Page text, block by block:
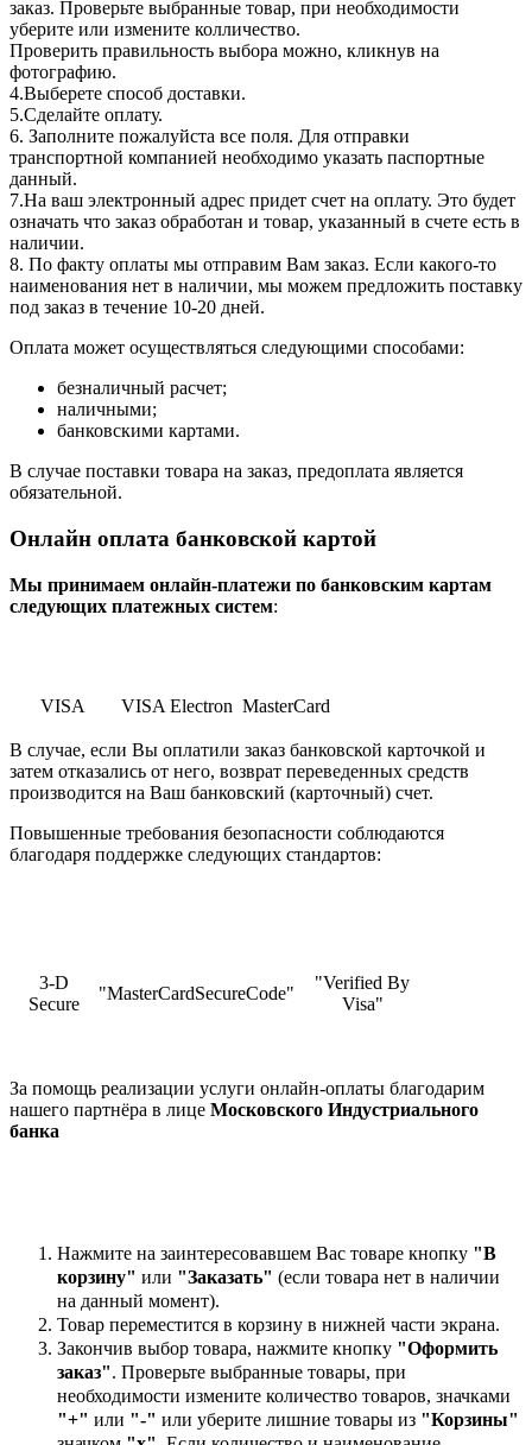
заказ. Проверьте выбранные товар, при необходимости
уберите или измените колличество.
Проверить правильность выбора можно, кликнув на
фотографию.
4.Выберете способ доставки.
5.Сделайте оплату.
6. Заполните пожалуйста все поля. Для отправки
транспортной компанией необходимо указать паспортные
данный.
7.На ваш электронный адрес придет счет на оплату. Это будет
означать что заказ обработан и товар, указанный в счете есть в
наличии.
8. По факту оплаты мы отправим Вам заказ. Если какого-то
наименования нет в наличии, мы можем предложить поставку
под заказ в течение 10-20 дней.
Оплата может осуществляться следующими способами:
безналичный расчет;
наличными;
банковскими картами.
В случае поставки товара на заказ, предоплата является
обязательной.
Онлайн оплата банковской картой
Мы принимаем онлайн-платежи по банковским картам
cледующих платежных систем:
VISA VISA Electron MasterCard
В случае, если Вы оплатили заказ банковской карточкой и
затем отказались от него, возврат переведенных средств
производится на Ваш банковский (карточный) счет.
Повышенные требования безопасности соблюдаются
благодаря поддержке следующих стандартов:
3-D
Secure
"MasterCardSecureCode"
"Verified By
Visa"
За помощь реализации услуги онлайн-оплаты благодарим
нашего партнёра в лице Московского Индустриального
банка
Нажмите на заинтересовавшем Вас товаре кнопку "В
корзину" или "Заказать" (если товара нет в наличии
на данный момент).
Товар переместится в корзину в нижней части экрана.
Закончив выбор товара, нажмите кнопку "Оформить
заказ". Проверьте выбранные товары, при
необходимости измените количество товаров, значками
"+" или "-" или уберите лишние товары из "Корзины"